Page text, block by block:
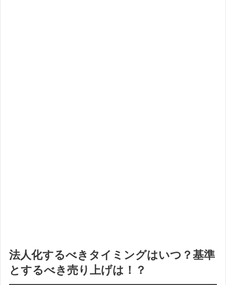
法人化するべきタイミングはいつ？基準
とするべき売り上げは！？